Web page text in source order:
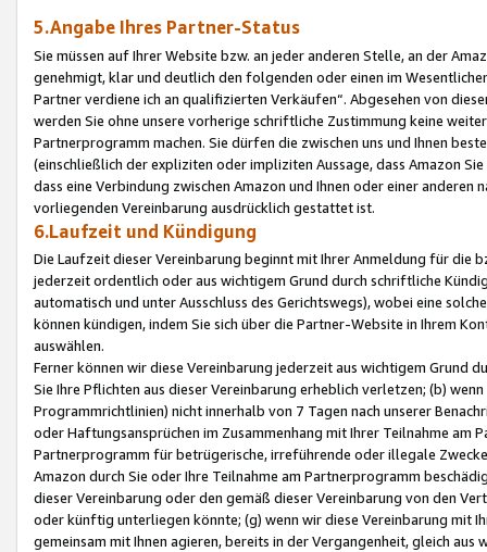
5.Angabe Ihres Partner-Status
Sie müssen auf Ihrer Website bzw. an jeder anderen Stelle, an der
genehmigt, klar und deutlich den folgenden oder einen im
Partner verdiene ich an qualifizierten Verkäufen“. Abgesehen von
werden Sie ohne unsere vorherige schriftliche Zustimmung keine
Partnerprogramm machen. Sie dürfen die zwischen uns und Ihnen
(einschließlich der expliziten oder impliziten Aussage, dass Amazon
dass eine Verbindung zwischen Amazon und Ihnen oder einer
vorliegenden Vereinbarung ausdrücklich gestattet ist.
6.Laufzeit und Kündigung
Die Laufzeit dieser Vereinbarung beginnt mit Ihrer Anmeldung für die
jederzeit ordentlich oder aus wichtigem Grund durch schriftliche
automatisch und unter Ausschluss des Gerichtswegs), wobei eine
können kündigen, indem Sie sich über die Partner-Website in Ihrem
auswählen.
Ferner können wir diese Vereinbarung jederzeit aus wichtigem Grund
Sie Ihre Pflichten aus dieser Vereinbarung erheblich verletzen; (b)
Programmrichtlinien) nicht innerhalb von 7 Tagen nach unserer
oder Haftungsansprüchen im Zusammenhang mit Ihrer Teilnahme am
Partnerprogramm für betrügerische, irreführende oder illegale
Amazon durch Sie oder Ihre Teilnahme am Partnerprogramm
dieser Vereinbarung oder den gemäß dieser Vereinbarung von den
oder künftig unterliegen könnte; (g) wenn wir diese Vereinbarung mit
gemeinsam mit Ihnen agieren, bereits in der Vergangenheit, gleich